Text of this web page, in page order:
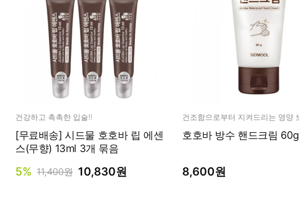
메이크업
립/아이
건강식품
소품
건강하고 촉촉한 입술!!
[무료배송] 시드물 호호바 립 에센
스(무향) 13ml 3개 묶음
5% 11,400원 10,830원
호호바 방수 핸드크림 60g
8,600원